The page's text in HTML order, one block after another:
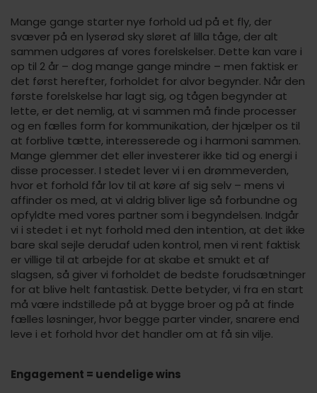
Mange gange starter nye forhold ud på et fly, der
svæver på en lyserød sky sløret af lilla tåge, der alt
sammen udgøres af vores forelskelser. Dette kan vare i
op til 2 år – dog mange gange mindre – men faktisk er
det først herefter, forholdet for alvor begynder. Når den
første forelskelse har lagt sig, og tågen begynder at
lette, er det nemlig, at vi sammen må finde processer
og en fælles form for kommunikation, der hjælper os til
at forblive tætte, interesserede og i harmoni sammen.
Mange glemmer det eller investerer ikke tid og energi i
disse processer. I stedet lever vi i en drømmeverden,
hvor et forhold får lov til at køre af sig selv – mens vi
affinder os med, at vi aldrig bliver lige så forbundne og
opfyldte med vores partner som i begyndelsen. Indgår
vi i stedet i et nyt forhold med den intention, at det ikke
bare skal sejle derudaf uden kontrol, men vi rent faktisk
er villige til at arbejde for at skabe et smukt et af
slagsen, så giver vi forholdet de bedste forudsætninger
for at blive helt fantastisk. Dette betyder, vi fra en start
må være indstillede på at bygge broer og på at finde
fælles løsninger, hvor begge parter vinder, snarere end
leve i et forhold hvor det handler om at få sin vilje.
Engagement = uendelige wins